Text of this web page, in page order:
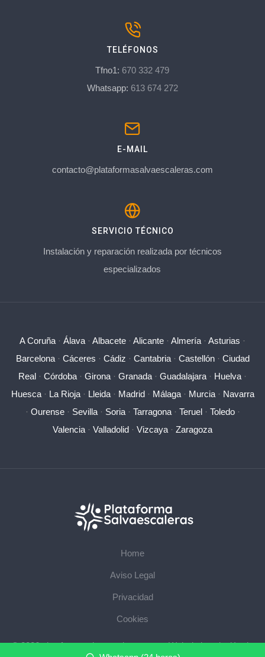
TELÉFONOS
Tfno1: 670 332 479
Whatsapp: 613 674 272
E-MAIL
contacto@plataformasalvaescaleras.com
SERVICIO TÉCNICO
Instalación y reparación realizada por técnicos
especializados
A Coruña · Álava · Albacete · Alicante · Almería · Asturias ·
Barcelona· Cáceres · Cádiz · Cantabria· Castellón· Ciudad
Real · Córdoba · Girona · Granada · Guadalajara · Huelva ·
Huesca· La Rioja· Lleida· Madrid· Málaga· Murcia· Navarra
· Ourense· Sevilla· Soria· Tarragona· Teruel· Toledo·
Valencia · Valladolid · Vizcaya · Zaragoza
Home
Aviso Legal
Privacidad
Cookies
© 2026 plataformasalvaescaleras.com · Web de instalación de